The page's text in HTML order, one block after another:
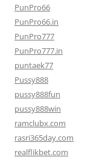
PunPro66
PunPro66.in
PunPro777
PunPro777.in
puntaek77
Pussy888
pussy888fun
pussy888win
ramclubx.com
rasri365day.com
realflikbet.com